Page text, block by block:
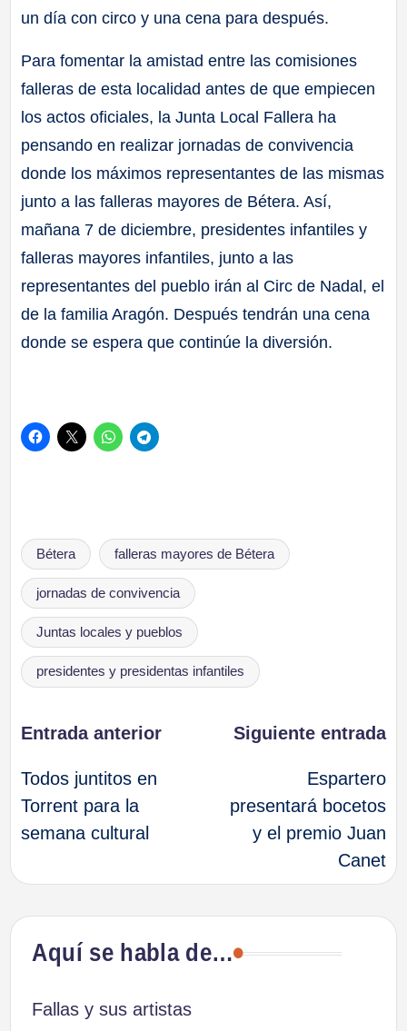
un día con circo y una cena para después.
Para fomentar la amistad entre las comisiones
falleras de esta localidad antes de que empiecen
los actos oficiales, la Junta Local Fallera ha
pensando en realizar jornadas de convivencia
donde los máximos representantes de las mismas
junto a las falleras mayores de Bétera. Así,
mañana 7 de diciembre, presidentes infantiles y
falleras mayores infantiles, junto a las
representantes del pueblo irán al Circ de Nadal, el
de la familia Aragón. Después tendrán una cena
donde se espera que continúe la diversión.
Etiquetas:
Bétera falleras mayores de Bétera
jornadas de convivencia
Juntas locales y pueblos
presidentes y presidentas infantiles
Navegación
de
entradas
Entrada anterior
Todos juntitos en
Torrent para la
semana cultural
Siguiente entrada
Espartero
presentará bocetos
y el premio Juan
Canet
Aquí se habla de…
Fallas y sus artistas